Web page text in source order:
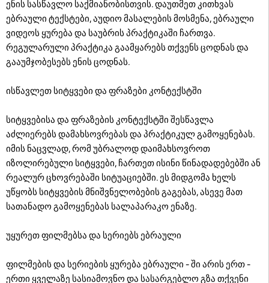
ენის სასწავლო საქმიანობისთვის. დაუთმეთ კითხვას
ებრაული ტექსტები, აუდიო მასალების მოსმენა, ებრაული
ვიდეოს ყურება და საუბრის პრაქტიკაში ჩართვა.
რეგულარული პრაქტიკა გაამყარებს თქვენს ცოდნას და
გააუმჯობესებს ენის ცოდნას.
ისწავლეთ სიტყვები და ფრაზები კონტექსტში
სიტყვებისა და ფრაზების კონტექსტში შესწავლა
აძლიერებს დამახსოვრებას და პრაქტიკულ გამოყენებას.
იმის ნაცვლად, რომ უბრალოდ დაიმახსოვროთ
იზოლირებული სიტყვები, ჩართეთ ისინი წინადადებებში ან
რეალურ ცხოვრებაში სიტუაციებში. ეს მიდგომა ხელს
უწყობს სიტყვების მნიშვნელობების გაგებას, ასევე მათ
სათანადო გამოყენებას სალაპარაკო ენაზე.
უყურეთ ფილმებსა და სერიებს ებრაული
ფილმების და სერიების ყურება ებრაული - ში არის ერთ -
ერთი ყველაზე სასიამოვნო და სასარგებლო გზა თქვენი